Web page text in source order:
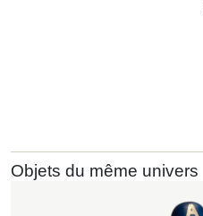
Objets du même univers